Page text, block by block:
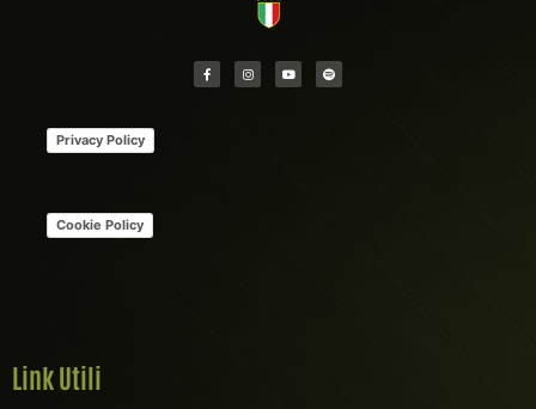
Privacy Policy
Cookie Policy
Link Utili